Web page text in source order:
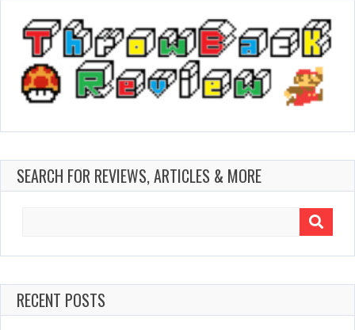
SEARCH FOR REVIEWS, ARTICLES & MORE
RECENT POSTS